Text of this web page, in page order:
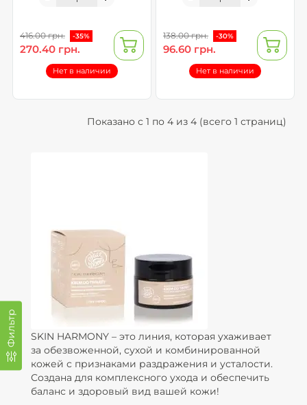
Фильтр
416.00 грн. -35%
270.40 грн.
Нет в наличии
138.00 грн. -30%
96.60 грн.
Нет в наличии
Показано с 1 по 4 из 4 (всего 1 страниц)
SKIN HARMONY – это линия, которая ухаживает
за обезвоженной, сухой и комбинированной
кожей с признаками раздражения и усталости.
Создана для комплексного ухода и обеспечить
баланс и здоровый вид вашей кожи!